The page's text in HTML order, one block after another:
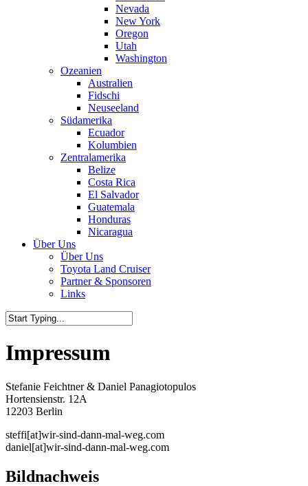
Nevada
New York
Oregon
Utah
Washington
Ozeanien
Australien
Fidschi
Neuseeland
Südamerika
Ecuador
Kolumbien
Zentralamerika
Belize
Costa Rica
El Salvador
Guatemala
Honduras
Nicaragua
Über Uns
Über Uns
Toyota Land Cruiser
Partner & Sponsoren
Links
Impressum
Stefanie Feichtner & Daniel Panagiotopulos
Hortensienstr. 12A
12203 Berlin
steffi[at]wir-sind-dann-mal-weg.com
daniel[at]wir-sind-dann-mal-weg.com
Bildnachweis